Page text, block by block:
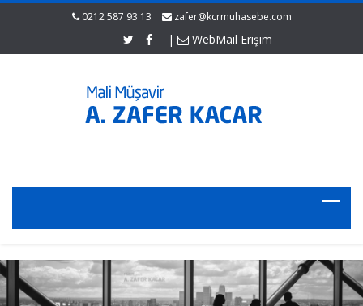
0212 587 93 13 zafer@kcrmuhasebe.com
| WebMail Erişim